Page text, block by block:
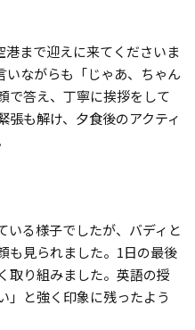
まで迎えに来てくださいま
いながらも「じゃあ、ちゃん
で答え、丁寧に挨拶をして
張も解け、夕食後のアクティ
いる様子でしたが、バディと
も見られました。1日の最後
取り組みました。英語の授
」と強く印象に残ったよう